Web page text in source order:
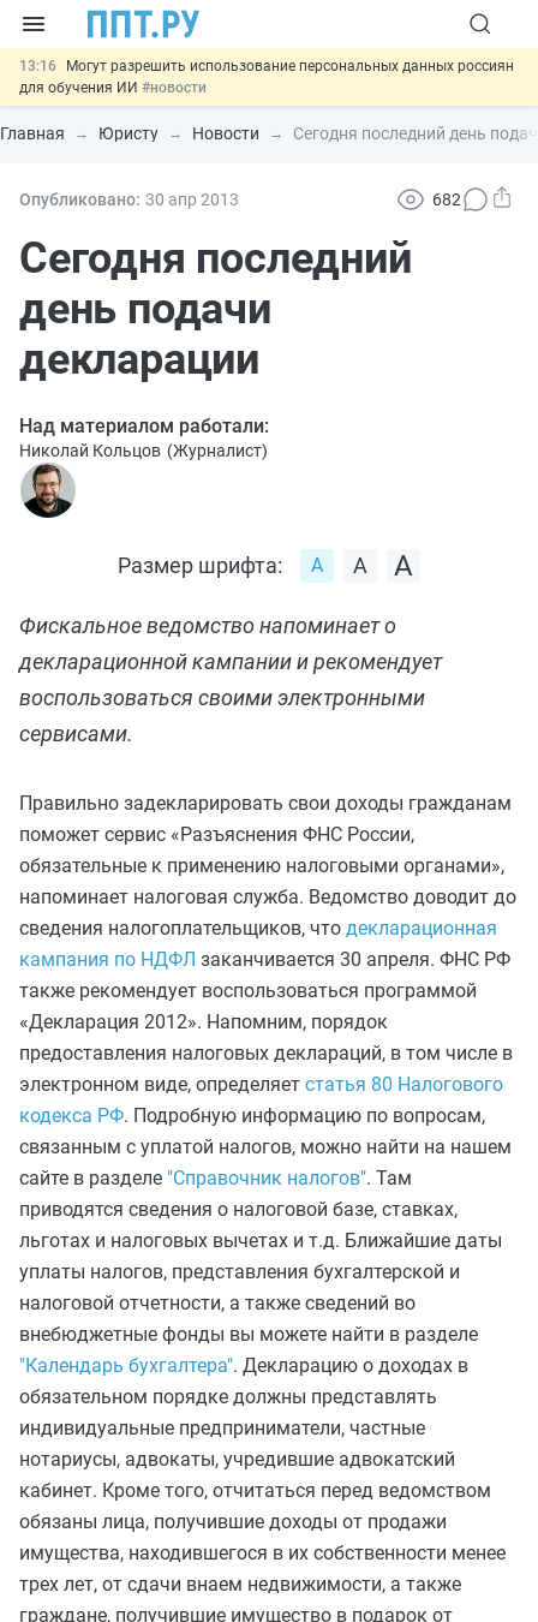
13:16
Могут разрешить использование персональных данных россиян
для обучения ИИ #новости
12:42 Губернаторам дадут право вводить разрешительный учёт
иностранцев#новости
11:31
Важно
Разработают единые критерии трудовых и ГПХ-
14:02
Основания для выдворения иностранцев из России стало
больше
#новости
Главная Юристу Новости Сегодня последний день
Опубликовано: 30 апр 2013 682
Сегодня последний
день подачи
декларации
Над материалом работали:
Николай Кольцов (Журналист)
Размер шрифта:
Фискальное ведомство напоминает о
декларационной кампании и рекомендует
воспользоваться своими электронными
сервисами.
Правильно задекларировать свои доходы гражданам
поможет сервис «Разъяснения ФНС России,
обязательные к применению налоговыми органами»,
напоминает налоговая служба. Ведомство доводит до
сведения налогоплательщиков, что декларационная
кампания по НДФЛ заканчивается 30 апреля. ФНС РФ
также рекомендует воспользоваться программой
«Декларация 2012». Напомним, порядок
предоставления налоговых деклараций, в том числе в
электронном виде, определяет статья 80 Налогового
кодекса РФ. Подробную информацию по вопросам,
связанным с уплатой налогов, можно найти на нашем
сайте в разделе "Справочник налогов". Там
приводятся сведения о налоговой базе, ставках,
льготах и налоговых вычетах и т.д. Ближайшие даты
уплаты налогов, представления бухгалтерской и
налоговой отчетности, а также сведений во
внебюджетные фонды вы можете найти в разделе
"Календарь бухгалтера". Декларацию о доходах в
обязательном порядке должны представлять
индивидуальные предприниматели, частные
нотариусы, адвокаты, учредившие адвокатский
кабинет. Кроме того, отчитаться перед ведомством
обязаны лица, получившие доходы от продажи
имущества, находившегося в их собственности менее
трех лет, от сдачи внаем недвижимости, а также
граждане, получившие имущество в подарок от